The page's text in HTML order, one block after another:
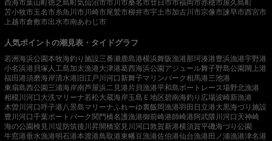
西海市葉山町徳之島町気仙沼市市川市桑名市廿日市市福岡市赤穂市屋久島町
苫小牧市玉名市糸魚川市川崎市尾鷲市柳井市宇土市加古川市宗像市諫早市西宮市
上越市倉敷市出水市南あわじ市
人気ポイントの潮見表・タイドグラフ
若洲海浜公園本牧海釣り施設三番瀬鹿島港横浜舞阪漁港那珂湊港豊浜漁港宇野港
小名浜港 貝塚人工島加太漁港大津港葛西海浜公園 アジュール舞子野島公園 閖上港
福田港須磨海岸清水港 旧江戸川河口 新舞子マリンパーク相馬港三池港
東扇島西公園 三浦海岸南芦屋浜二見港 片貝漁港平和島ボートレース場野北漁港
相模川河口 大洗マリーナ若松大蔵海岸玉島Ｅ地区碧南海釣り広場波崎新漁港
木曽川河口呼子港八景島マリーナふれーゆ裏飯岡漁港羽田 日立港大黒海づり施設
豊川河口千葉ポートパーク 関門橋名護漁港御前崎港師崎港 阿武隈川河口 天神崎
海の公園検見川堤防筑後川昇開橋室見川河口敦賀新港横須賀平磯海づり公園
牛窓港垂水漁港明石港本渡港鳥取港東幡豆漁港佐伯港仙台漁港 田ノ浦漁港津名港